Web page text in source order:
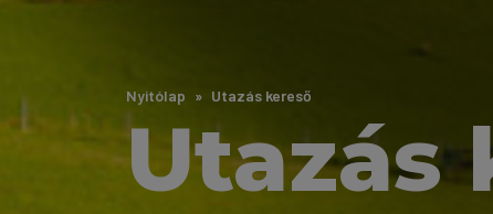
Nyitólap Utazás kereső
Utazás